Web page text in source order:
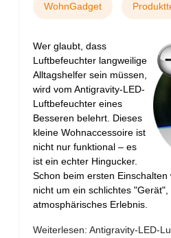
WohnGadget
Wer glaubt, dass
Luftbefeuchter langweilige
Alltagshelfer sein müssen,
wird vom Antigravity-LED-
Luftbefeuchter eines
Besseren belehrt. Dieses
kleine Wohnaccessoire ist
nicht nur funktional – es
ist ein echter Hingucker.
Schon beim ersten
nicht um ein schlichtes
atmosphärisches Erlebnis.
Weiterlesen: Antigravity-LED-